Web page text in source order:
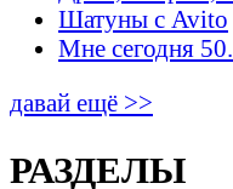
Шатуны с Avito
Мне сегодня
давай ещё >>
РАЗДЕЛЫ